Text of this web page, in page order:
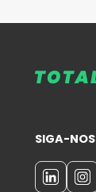
SIGA-NOS